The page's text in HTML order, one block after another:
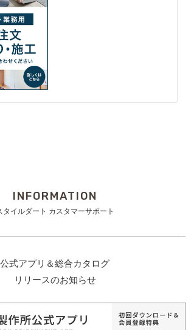
INFORMATION
タイルダート カスタマーサポート
公式アプリ＆総合カタログ
リリースのお知らせ